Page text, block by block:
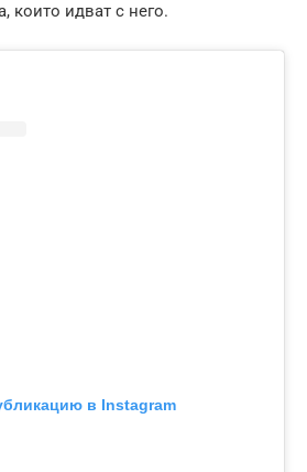
които идват с него.
в Instagram